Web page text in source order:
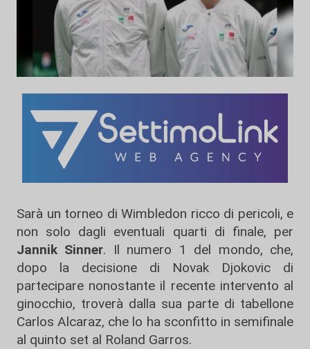
Sarà un torneo di Wimbledon ricco di pericoli, e
non solo dagli eventuali quarti di finale, per
Jannik Sinner. Il numero 1 del mondo, che,
dopo la decisione di Novak Djokovic di
partecipare nonostante il recente intervento al
ginocchio, troverà dalla sua parte di tabellone
Carlos Alcaraz, che lo ha sconfitto in semifinale
al quinto set al Roland Garros.